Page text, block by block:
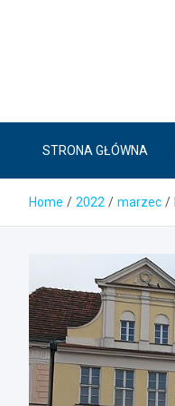
STRONA GŁÓWNA
Home 2022 marzec